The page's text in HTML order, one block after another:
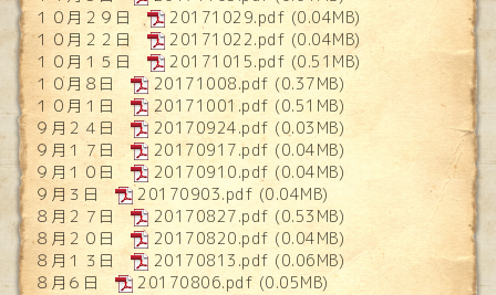
１０月２９日
20171029.pdf (0.04MB)
１０月２２日
20171022.pdf (0.04MB)
１０月１５日
20171015.pdf (0.51MB)
１０月８日
20171008.pdf (0.37MB)
１０月１日
20171001.pdf (0.51MB)
９月２４日
20170924.pdf (0.03MB)
９月１７日
20170917.pdf (0.04MB)
９月１０日
20170910.pdf (0.04MB)
９月３日
20170903.pdf (0.04MB)
８月２７日
20170827.pdf (0.53MB)
８月２０日
20170820.pdf (0.04MB)
８月１３日
20170813.pdf (0.06MB)
８月６日
20170806.pdf (0.05MB)